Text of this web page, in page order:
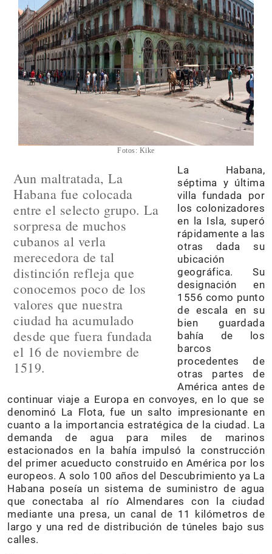
Fotos: Kike
Aun maltratada, La
Habana fue colocada
entre el selecto grupo. La
sorpresa de muchos
cubanos al verla
merecedora de tal
distinción refleja que
conocemos poco de los
valores que nuestra
ciudad ha acumulado
desde que fuera fundada
el 16 de noviembre de
1519.
La Habana,
séptima y última
villa fundada por
los colonizadores
en la Isla, superó
rápidamente a las
otras dada su
ubicación
geográfica. Su
designación en
1556 como punto
de escala en su
bien guardada
bahía de los
barcos
procedentes de
otras partes de
América antes de
continuar viaje a Europa en convoyes, en lo que se
denominó La Flota, fue un salto impresionante en
cuanto a la importancia estratégica de la ciudad. La
demanda de agua para miles de marinos
estacionados en la bahía impulsó la construcción
del primer acueducto construido en América por los
europeos. A solo 100 años del Descubrimiento ya La
Habana poseía un sistema de suministro de agua
que conectaba al río Almendares con la ciudad
mediante una presa, un canal de 11 kilómetros de
largo y una red de distribución de túneles bajo sus
calles.